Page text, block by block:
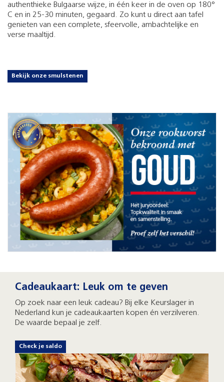
authenthieke Bulgaarse wijze, in één keer in de oven op 180°
C en in 25-30 minuten, gegaard. Zo kunt u direct aan tafel
genieten van een complete, sfeervolle, ambachtelijke en
verse maaltijd.
Bekijk onze smulstenen
Cadeaukaart: Leuk om te geven
Op zoek naar een leuk cadeau? Bij elke Keurslager in
Nederland kun je cadeaukaarten kopen én verzilveren.
De waarde bepaal je zelf.
Check je saldo